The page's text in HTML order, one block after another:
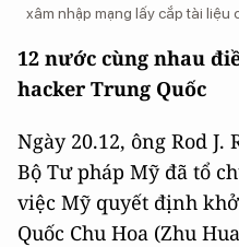
xâm nhập mạng lấy cắp tài liệu
12 nước cùng nhau
hacker Trung Quốc
Ngày 20.12, ông Rod
Bộ Tư pháp Mỹ đã tổ
việc Mỹ quyết định
Quốc Chu Hoa (Zhu